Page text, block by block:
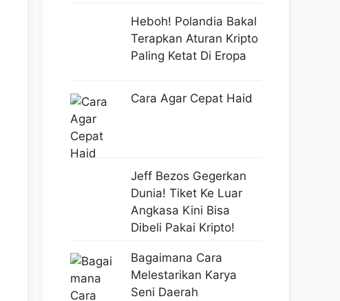
Heboh! Polandia Bakal
Terapkan Aturan Kripto
Paling Ketat Di Eropa
Cara Agar Cepat Haid
Jeff Bezos Gegerkan
Dunia! Tiket Ke Luar
Angkasa Kini Bisa
Dibeli Pakai Kripto!
Bagaimana Cara
Melestarikan Karya
Seni Daerah